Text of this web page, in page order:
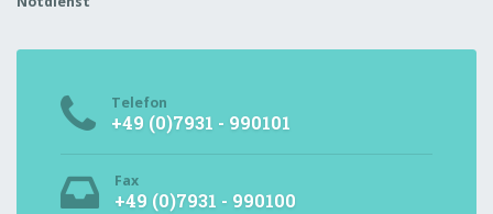
Telefon
+49 (0)7931 - 990101
Fax
+49 (0)7931 - 990100